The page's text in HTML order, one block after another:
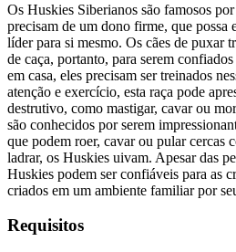
Os Huskies Siberianos são famosos
precisam de um dono firme, que possa
líder para si mesmo. Os cães de puxar
de caça, portanto, para serem
em casa, eles precisam ser treinados
atenção e exercício, esta raça pode
destrutivo, como mastigar, cavar ou
são conhecidos por serem
que podem roer, cavar ou pular cercas
ladrar, os Huskies uivam. Apesar das
Huskies podem ser confiáveis para as
criados em um ambiente familiar por
Requisitos